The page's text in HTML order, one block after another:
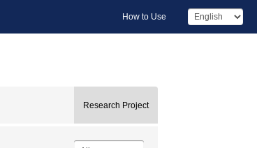
How to Use
Research Project